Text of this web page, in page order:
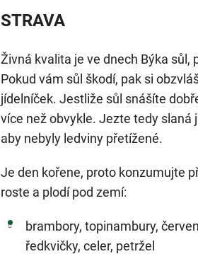
STRAVA
Živná kvalita je ve dnech Býka sůl,
Pokud vám sůl škodí, pak si
jídelníček. Jestliže sůl snášíte
více než obvykle. Jezte tedy slaná
aby nebyly ledviny přetížené.
Je den kořene, proto konzumujte
roste a plodí pod zemí:
brambory, topinambury,
ředkvičky, celer, petržel